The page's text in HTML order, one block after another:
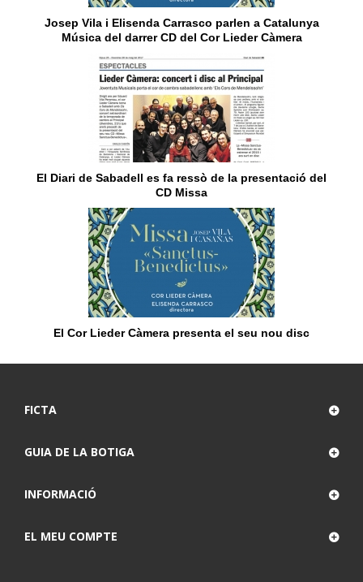
Josep Vila i Elisenda Carrasco parlen a Catalunya
Música del darrer CD del Cor Lieder Càmera
El Diari de Sabadell es fa ressò de la presentació del
CD Missa
El Cor Lieder Càmera presenta el seu nou disc
FICTA
GUIA DE LA BOTIGA
INFORMACIÓ
EL MEU COMPTE